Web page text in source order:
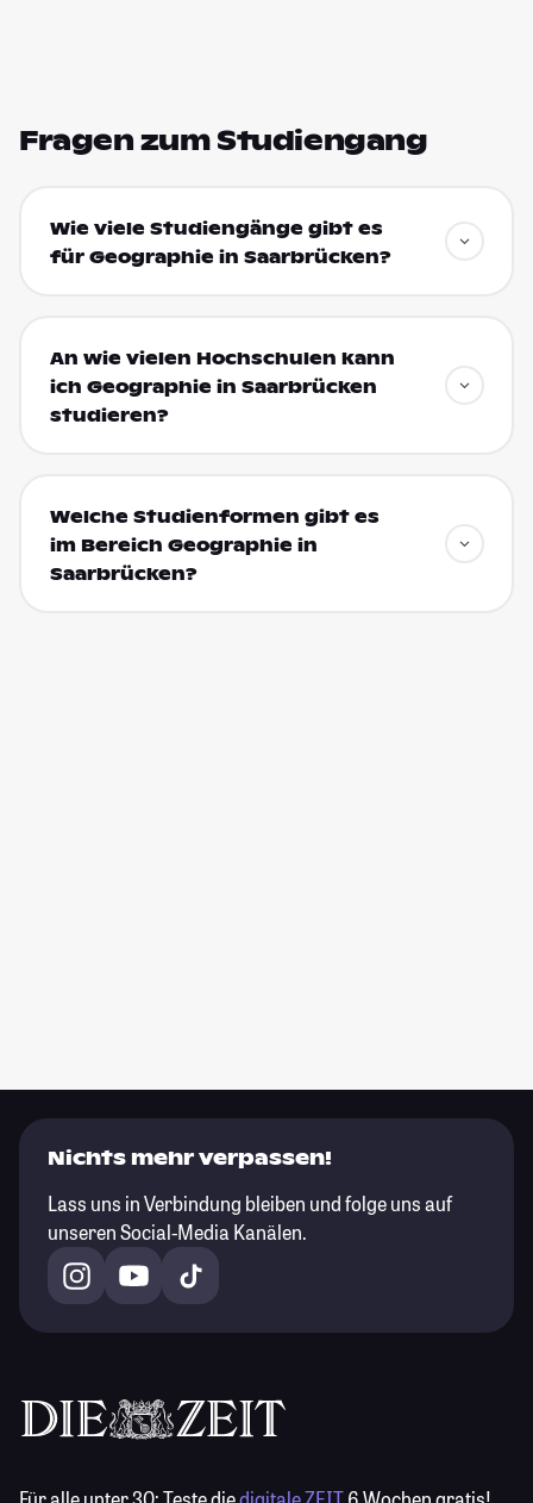
Fragen zum Studiengang
Wie viele Studiengänge gibt es
für Geographie in Saarbrücken?
An wie vielen Hochschulen kann
ich Geographie in Saarbrücken
studieren?
Welche Studienformen gibt es
im Bereich Geographie in
Saarbrücken?
Nichts mehr verpassen!
Lass uns in Verbindung bleiben und folge uns auf
unseren Social-Media Kanälen.